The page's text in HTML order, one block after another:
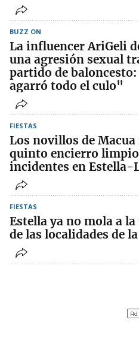
BUZZ ON
La influencer AriGeli
una agresión sexual
partido de
agarró todo el culo"
FIESTAS
Los novillos de
quinto encierro
incidentes en Estella-
FIESTAS
Estella ya no mola a
de las localidades de